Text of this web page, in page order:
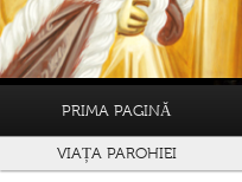
PRIMA PAGINĂ
VIAȚA PAROHIEI